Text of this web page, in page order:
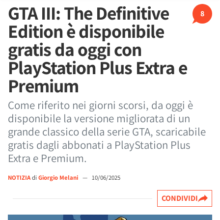
8
GTA III: The Definitive
Edition è disponibile
gratis da oggi con
PlayStation Plus Extra e
Premium
Come riferito nei giorni scorsi, da oggi è
disponibile la versione migliorata di un
grande classico della serie GTA, scaricabile
gratis dagli abbonati a PlayStation Plus
Extra e Premium.
NOTIZIAdi Giorgio Melani — 10/06/2025
CONDIVIDI